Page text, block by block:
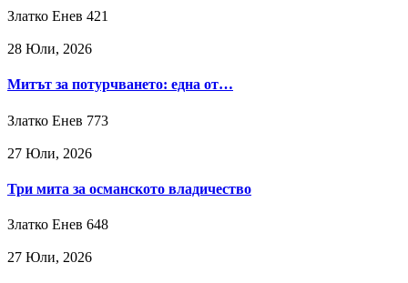
Златко Енев 421
28 Юли, 2026
Митът за потурчването: една от…
Златко Енев 773
27 Юли, 2026
Три мита за османското владичество
Златко Енев 648
27 Юли, 2026